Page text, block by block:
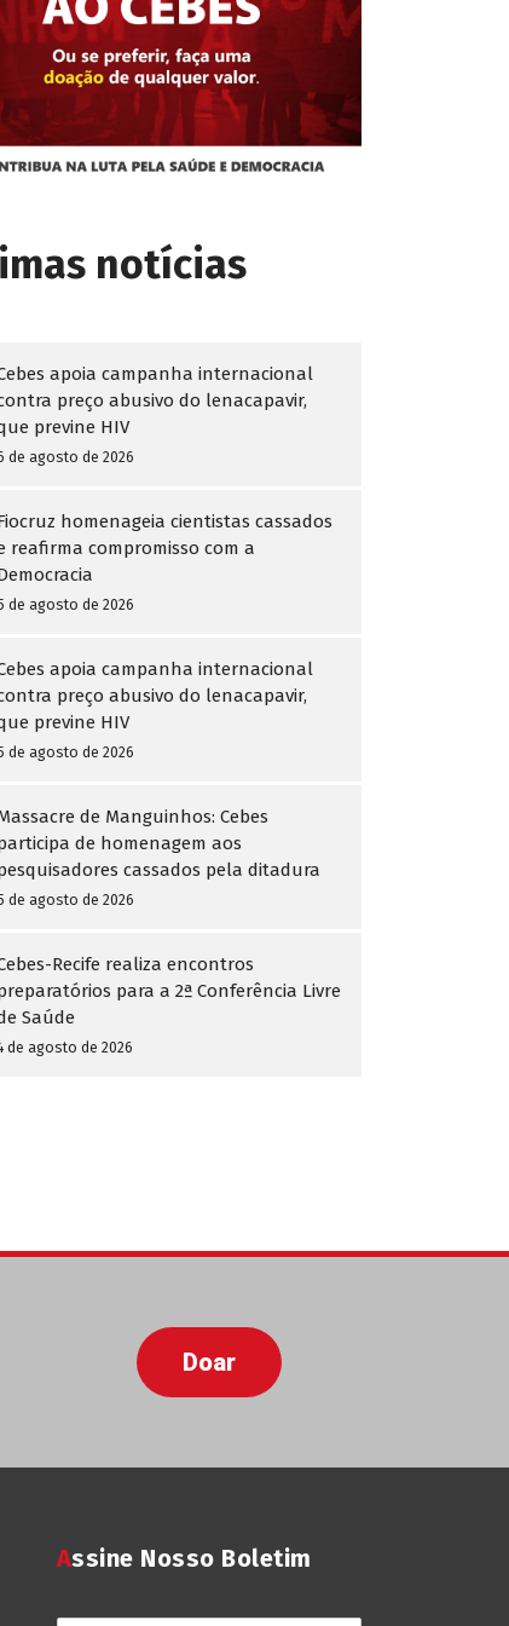
notícias
apoia campanha internacional
preço abusivo do lenacapavir,
previne HIV
de agosto de 2026
homenageia cientistas cassados
reafirma compromisso com a
de agosto de 2026
apoia campanha internacional
preço abusivo do lenacapavir,
previne HIV
de agosto de 2026
de Manguinhos: Cebes
de homenagem aos
cassados pela ditadura
de agosto de 2026
Recife realiza encontros
para a 2ª Conferência Livre
Saúde
de agosto de 2026
Doar
Assine Nosso Boletim